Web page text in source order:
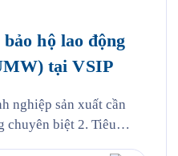
hộ lao động
tại VSIP
nghiệp sản xuất cần
chuyên biệt 2. Tiêu